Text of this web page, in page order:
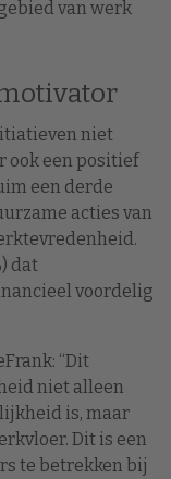
van werk
niet
ook een positief
een derde
acties van
dat
voordelig
“Dit
niet alleen
is, maar
Dit is een
te betrekken bij